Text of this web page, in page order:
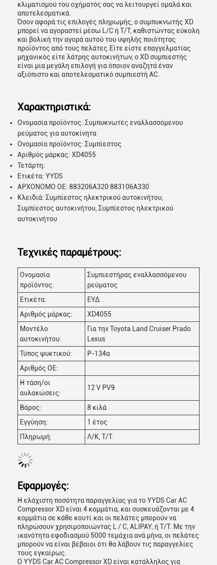
κλιματισμού του οχήματός σας να λειτουργεί ομαλά και
αποτελεσματικά.
Όσον αφορά τις επιλογές πληρωμής, ο συμπυκνωτής XD
μπορεί να αγοραστεί μέσω L/C ή T/T, καθιστώντας εύκολη
και βολική την αγορά αυτού του υψηλής ποιότητας
προϊόντος από τους πελάτες.Είτε είστε επαγγελματίας
μηχανικός είτε λάτρης αυτοκινήτων, ο XD συμπιεστής
είναι μια μεγάλη επιλογή για όποιον αναζητά έναν
αξιόπιστο και αποτελεσματικό συμπιεστή AC.
Χαρακτηριστικά:
Ονομασία προϊόντος: Συμπυκνωτές εναλλασσόμενου
ρεύματος για αυτοκίνητα
Ονομασία προϊόντος: Συμπίεστος
Αριθμός μάρκας: XD4055
Τετάρτη:
Ετικέτα: YYDS
ΑΡΧΟΝΟΜΟ ΟΕ: 883206A320 883106A330
Κλειδιά: Συμπίεστος ηλεκτρικού αυτοκινήτου,
Συμπίεστος αυτοκινήτου, Συμπίεστος ηλεκτρικού
αυτοκινήτου
Τεχνικές παραμέτρους:
Ονομασία
προϊόντος:
Συμπιεστήρας εναλλασσόμενου
ρεύματος
Ετικέτα:
ΕΥΔ
Αριθμός μάρκας:
XD4055
Μοντέλο
αυτοκινήτου:
Για την Toyota Land Cruiser Prado
Lexus
Τύπος ψυκτικού:
Ρ-134α
Αριθμός ΟΕ:
Η τάση/οι
αυλακώσεις:
12 V PV9
Βάρος:
8 κιλά
Εγγύηση:
1 έτος
Πληρωμή:
Λ/Κ, Τ/Τ
Εφαρμογές:
Η ελάχιστη ποσότητα παραγγελίας για το YYDS Car AC
Compressor XD είναι 4 κομμάτια, και συσκευάζονται με 4
κομμάτια σε κάθε κουτί.και οι πελάτες μπορούν να
πληρώσουν χρησιμοποιώντας L / C, ALIPAY, ή T/T. Με την
ικανότητα εφοδιασμού 5000 τεμάχια ανά μήνα, οι πελάτες
μπορούν να είναι βέβαιοι ότι θα λάβουν τις παραγγελίες
τους εγκαίρως.
Ο YYDS Car AC Compressor XD είναι κατάλληλος για